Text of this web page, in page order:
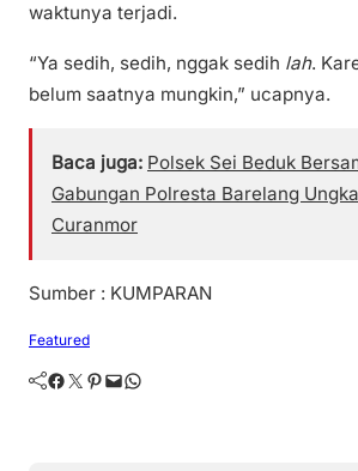
waktunya terjadi.
“Ya sedih, sedih, nggak sedih lah.
belum saatnya mungkin,” ucapnya.
Baca juga: Polsek Sei Beduk
Gabungan Polresta Barelang
Curanmor
Sumber : KUMPARAN
Featured
Facebook Twitter Pinterest Mail WhatsApp